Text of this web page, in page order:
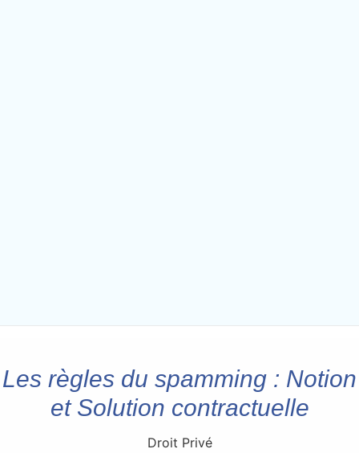
Les règles du spamming : Notion
et Solution contractuelle
Droit Privé